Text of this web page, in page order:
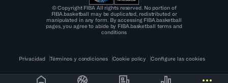
© Copyright FIBA All rights reserved. No portion of
FIBA.basketball may be duplicated, redistributed or
manipulated in any form. By accessing FIBA.basketball
pages, you agree to abide by FIBA.basketball terms and
conditions
Privacidad Términos y condiciones Cookie policy Configure las cookies